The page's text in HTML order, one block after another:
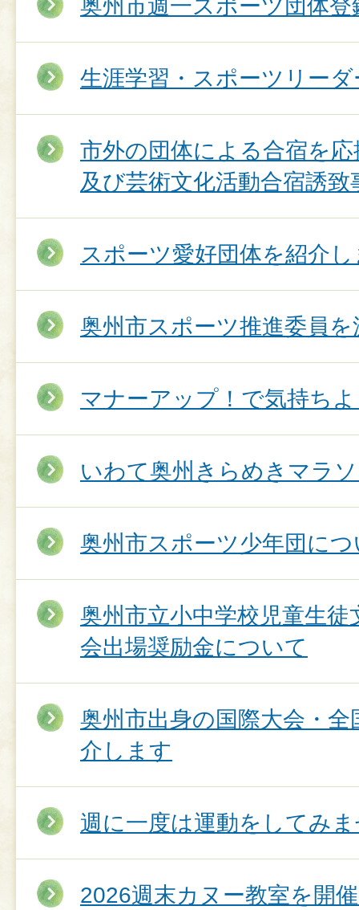
奥州市週一スポーツ団体
生涯学習・スポーツリー
市外の団体による合宿を
及び芸術文化活動合宿誘致
スポーツ愛好団体を紹介
奥州市スポーツ推進委員
マナーアップ！で気持ち
いわて奥州きらめきマラ
奥州市スポーツ少年団に
奥州市立小中学校児童生
会出場奨励金について
奥州市出身の国際大会・
介します
週に一度は運動をしてみ
2026週末カヌー教室を開